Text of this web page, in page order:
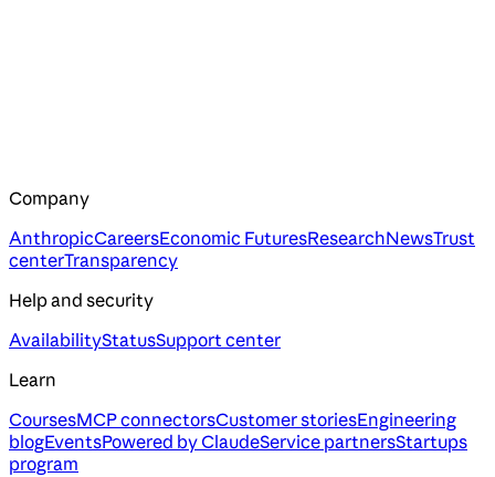
Company
AnthropicCareersEconomic FuturesResearchNewsTrust
centerTransparency
Help and security
AvailabilityStatusSupport center
Learn
CoursesMCP connectorsCustomer storiesEngineering
blogEventsPowered by ClaudeService partnersStartups
program